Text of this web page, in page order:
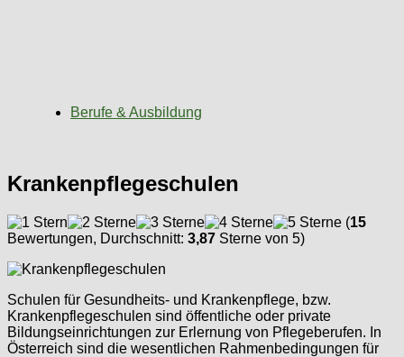
Berufe & Ausbildung
Krankenpflegeschulen
(15
Bewertungen, Durchschnitt: 3,87 Sterne von 5)
Schulen für Gesundheits- und Krankenpflege, bzw.
Krankenpflegeschulen sind öffentliche oder private
Bildungseinrichtungen zur Erlernung von Pflegeberufen. In
Österreich sind die wesentlichen Rahmenbedingungen für